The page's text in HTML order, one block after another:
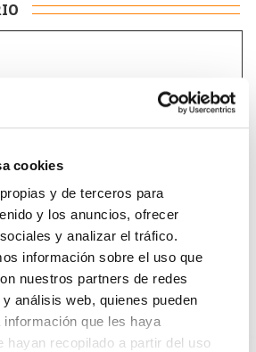
cookies
y de terceros para
y los anuncios, ofrecer
y analizar el tráfico.
información sobre el uso que
nuestros partners de redes
análisis web, quienes pueden
que les haya
hayan recopilado a partir del uso